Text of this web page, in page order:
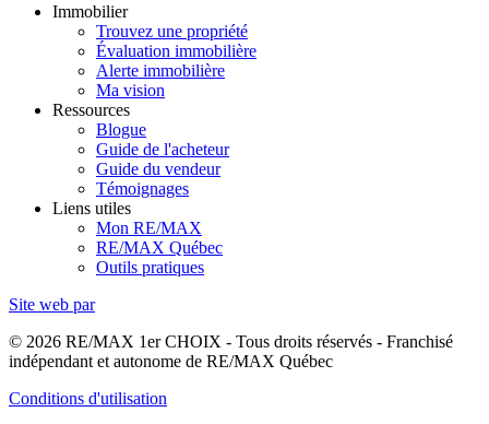
Immobilier
Trouvez une propriété
Évaluation immobilière
Alerte immobilière
Ma vision
Ressources
Blogue
Guide de l'acheteur
Guide du vendeur
Témoignages
Liens utiles
Mon RE/MAX
RE/MAX Québec
Outils pratiques
Site web par
© 2026 RE/MAX 1er CHOIX - Tous droits réservés - Franchisé
indépendant et autonome de RE/MAX Québec
Conditions d'utilisation